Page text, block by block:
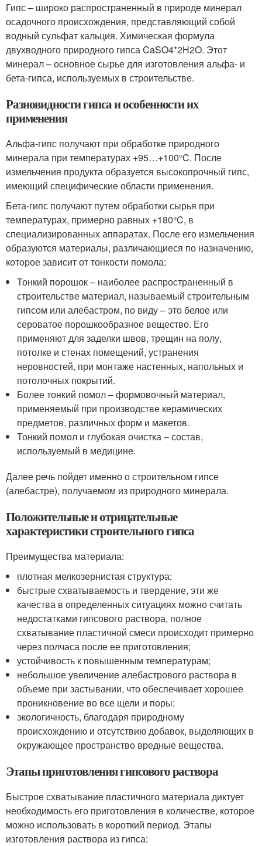
Гипс – широко распространенный в природе минерал
осадочного происхождения, представляющий собой
водный сульфат кальция. Химическая формула
двухводного природного гипса CaSO4*2H2O. Этот
минерал – основное сырье для изготовления альфа- и
бета-гипса, используемых в строительстве.
Разновидности гипса и особенности их
применения
Альфа-гипс получают при обработке природного
минерала при температурах +95…+100°C. После
измельчения продукта образуется высокопрочный гипс,
имеющий специфические области применения.
Бета-гипс получают путем обработки сырья при
температурах, примерно равных +180°C, в
специализированных аппаратах. После его измельчения
образуются материалы, различающиеся по назначению,
которое зависит от тонкости помола:
Тонкий порошок – наиболее распространенный в
строительстве материал, называемый строительным
гипсом или алебастром, по виду – это белое или
сероватое порошкообразное вещество. Его
применяют для заделки швов, трещин на полу,
потолке и стенах помещений, устранения
неровностей, при монтаже настенных, напольных и
потолочных покрытий.
Более тонкий помол – формовочный материал,
применяемый при производстве керамических
предметов, различных форм и макетов.
Тонкий помол и глубокая очистка – состав,
используемый в медицине.
Далее речь пойдет именно о строительном гипсе
(алебастре), получаемом из природного минерала.
Положительные и отрицательные
характеристики строительного гипса
Преимущества материала:
плотная мелкозернистая структура;
быстрые схватываемость и твердение, эти же
качества в определенных ситуациях можно считать
недостатками гипсового раствора, полное
схватывание пластичной смеси происходит примерно
через полчаса после ее приготовления;
устойчивость к повышенным температурам;
небольшое увеличение алебастрового раствора в
объеме при застывании, что обеспечивает хорошее
проникновение во все щели и поры;
экологичность, благодаря природному
происхождению и отсутствию добавок, выделяющих в
окружающее пространство вредные вещества.
Этапы приготовления гипсового раствора
Быстрое схватывание пластичного материала диктует
необходимость его приготовления в количестве, которое
можно использовать в короткий период. Этапы
изготовления раствора из гипса: